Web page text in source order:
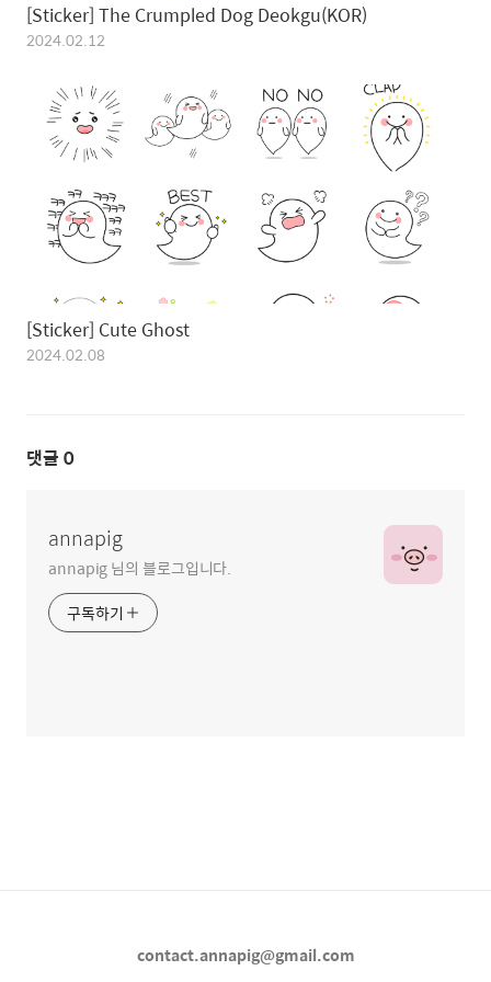
[Sticker] The Crumpled Dog Deokgu(KOR)
2024.02.12
[Sticker] Cute Ghost
2024.02.08
댓글 0
annapig
annapig 님의 블로그입니다.
구독하기
contact.annapig@gmail.com